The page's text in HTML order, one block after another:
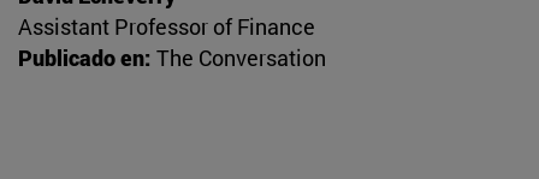
Assistant Professor of Finance
Publicado en: The Conversation